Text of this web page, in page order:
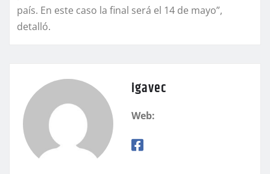
país. En este caso la final será el 14 de mayo”,
detalló.
igavec
Web: